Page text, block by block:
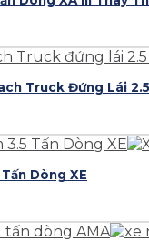
Truck Đứng Lái
Dòng XE